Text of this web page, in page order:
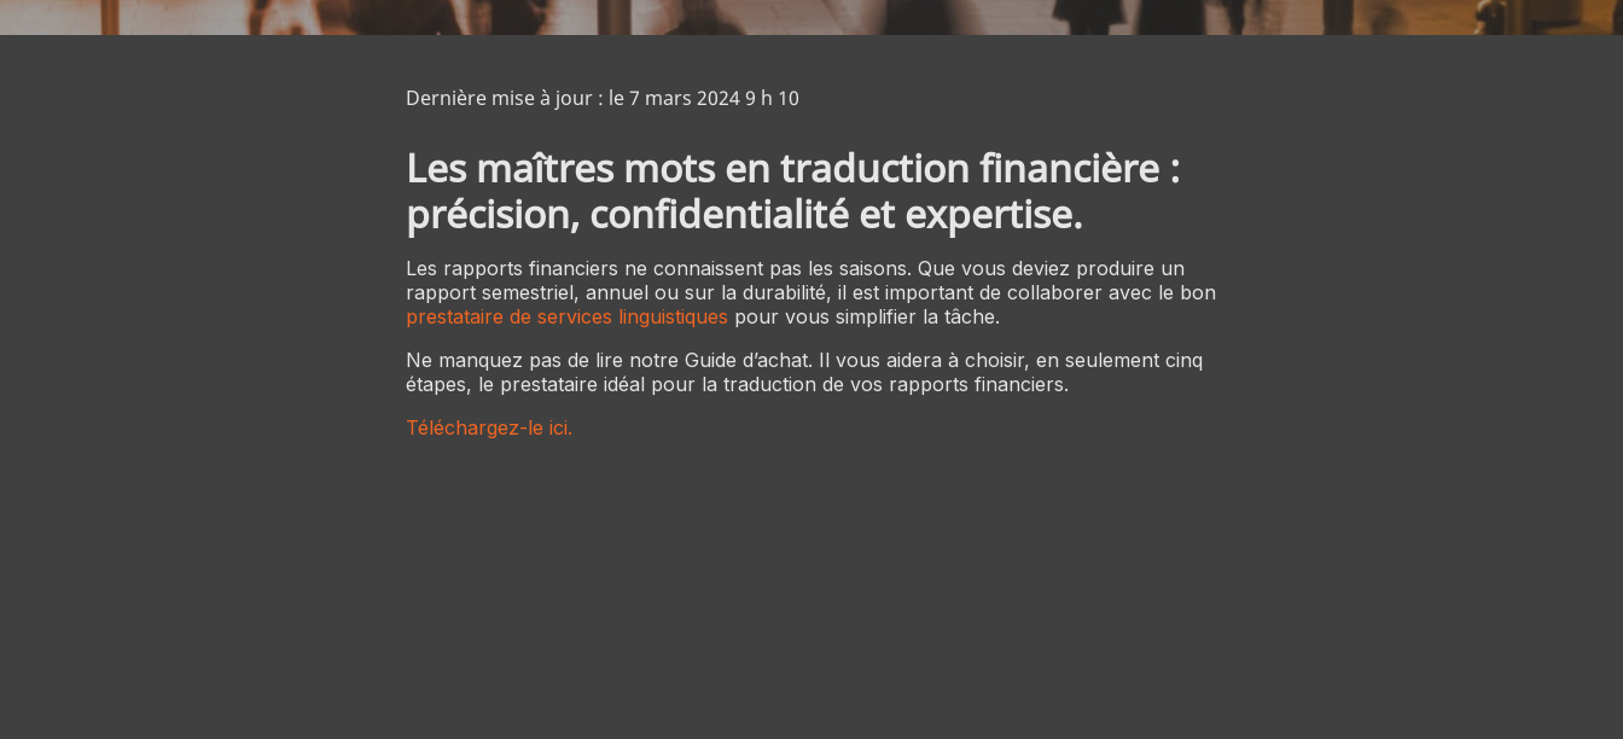
Dernière mise à jour : le 7 mars 2024 9 h 10
Les maîtres mots en traduction financière :
précision, confidentialité et expertise.
Les rapports financiers ne connaissent pas les saisons. Que vous deviez produire un
rapport semestriel, annuel ou sur la durabilité, il est important de collaborer avec le bon
prestataire de services linguistiques pour vous simplifier la tâche.
Ne manquez pas de lire notre Guide d’achat. Il vous aidera à choisir, en seulement cinq
étapes, le prestataire idéal pour la traduction de vos rapports financiers.
Téléchargez-le ici.